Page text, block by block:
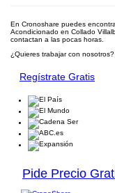
En Cronoshare puedes
Acondicionado en Collado
contactan a las pocas horas.
¿Quieres trabajar con nosotros?
Regístrate Gratis
Pide Precio